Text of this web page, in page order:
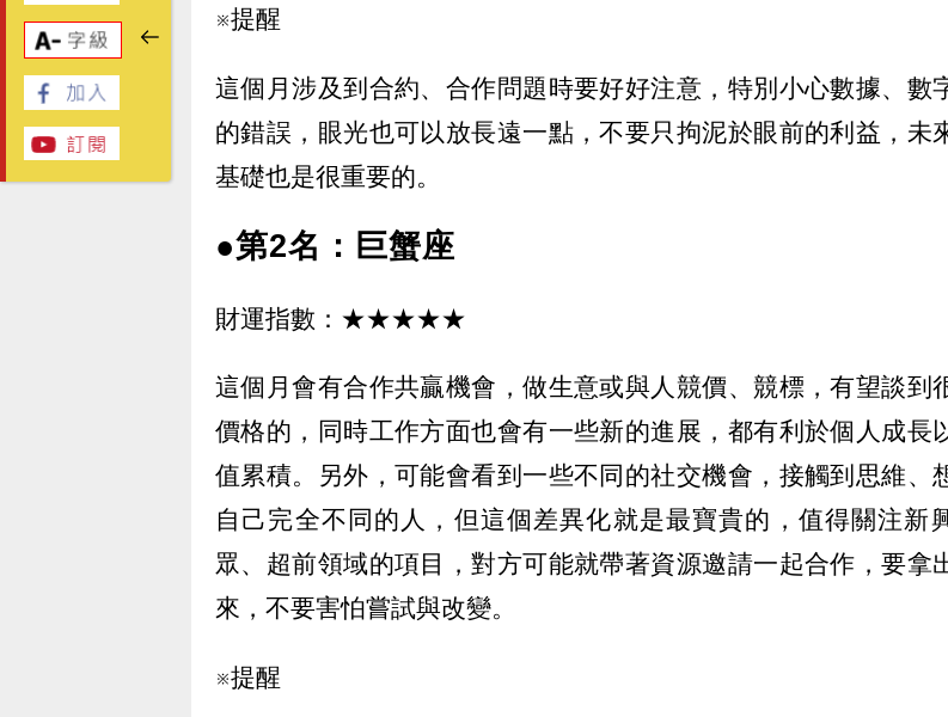
※提醒
這個月涉及到合約、合作問題時要好好注意，特別小心數據、數
的錯誤，眼光也可以放長遠一點，不要只拘泥於眼前的利益，未
基礎也是很重要的。
●第2名：巨蟹座
財運指數：★★★★★
這個月會有合作共贏機會，做生意或與人競價、競標，有望談到
價格的，同時工作方面也會有一些新的進展，都有利於個人成長
值累積。另外，可能會看到一些不同的社交機會，接觸到思維、
自己完全不同的人，但這個差異化就是最寶貴的，值得關注新
眾、超前領域的項目，對方可能就帶著資源邀請一起合作，要拿
來，不要害怕嘗試與改變。
※提醒